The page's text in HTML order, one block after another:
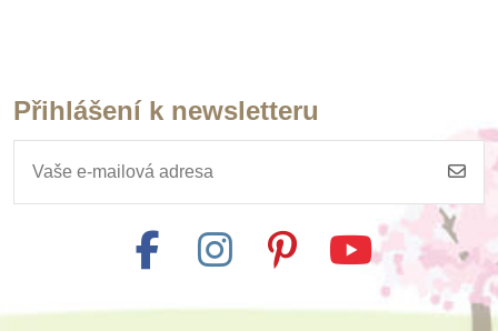
Přihlášení k newsletteru